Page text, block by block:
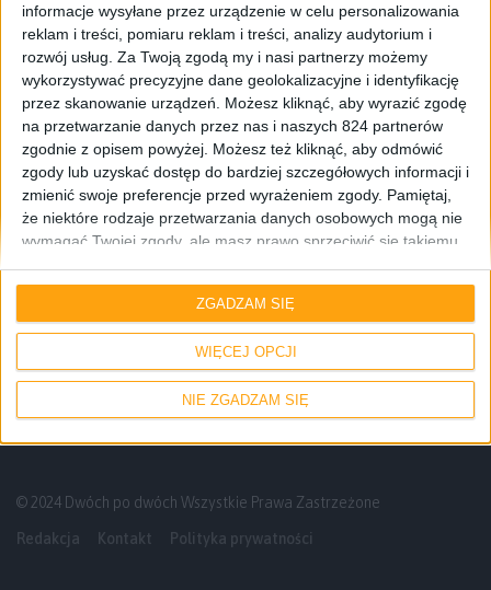
informacje wysyłane przez urządzenie w celu personalizowania
reklam i treści, pomiaru reklam i treści, analizy audytorium i
rozwój usług. Za Twoją zgodą my i nasi partnerzy możemy
wykorzystywać precyzyjne dane geolokalizacyjne i identyfikację
przez skanowanie urządzeń. Możesz kliknąć, aby wyrazić zgodę
na przetwarzanie danych przez nas i naszych 824 partnerów
zgodnie z opisem powyżej. Możesz też kliknąć, aby odmówić
zgody lub uzyskać dostęp do bardziej szczegółowych informacji i
zmienić swoje preferencje przed wyrażeniem zgody. Pamiętaj,
że niektóre rodzaje przetwarzania danych osobowych mogą nie
wymagać Twojej zgody, ale masz prawo sprzeciwić się takiemu
do tej witryny. Możesz w dowolnym momencie zmienić swoje
preferencje lub wycofać zgodę, wracając na tę stronę i klikając
przycisk "Prywatność" na dole strony.
WIĘCEJ OPCJI
NIE ZGADZAM SIĘ
ZGADZAM SIĘ
Aż chciałoby się zamruczeć z zachwytu!
Stray – recenzja
© 2024 Dwóch po dwóch Wszystkie Prawa Zastrzeżone
Redakcja Kontakt Polityka prywatności